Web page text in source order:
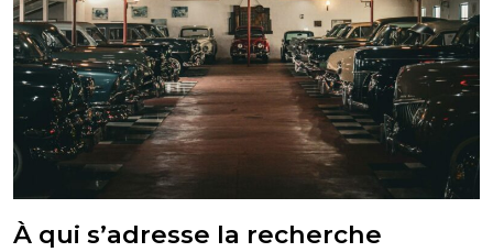
À qui s’adresse la recherche